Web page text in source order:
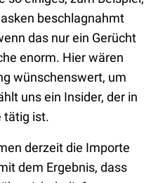
beschlagnahmt
das nur ein Gerücht
enorm. Hier wären
wünschenswert, um
uns ein Insider, der in
tätig ist.
derzeit die Importe
dem Ergebnis, dass